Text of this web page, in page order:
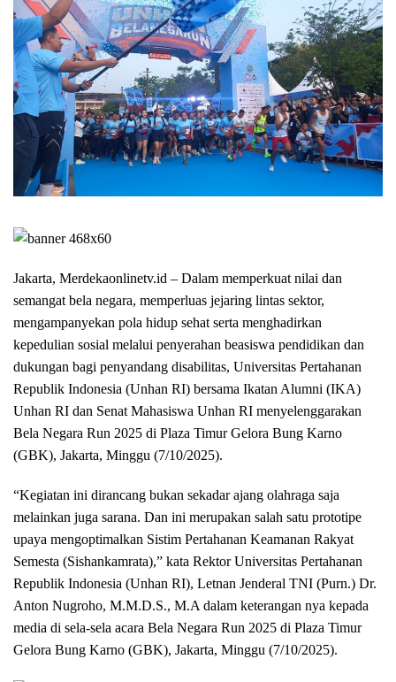
Jakarta, Merdekaonlinetv.id – Dalam memperkuat nilai dan
semangat bela negara, memperluas jejaring lintas sektor,
mengampanyekan pola hidup sehat serta menghadirkan
kepedulian sosial melalui penyerahan beasiswa pendidikan dan
dukungan bagi penyandang disabilitas, Universitas Pertahanan
Republik Indonesia (Unhan RI) bersama Ikatan Alumni (IKA)
Unhan RI dan Senat Mahasiswa Unhan RI menyelenggarakan
Bela Negara Run 2025 di Plaza Timur Gelora Bung Karno
(GBK), Jakarta, Minggu (7/10/2025).
“Kegiatan ini dirancang bukan sekadar ajang olahraga saja
melainkan juga sarana. Dan ini merupakan salah satu prototipe
upaya mengoptimalkan Sistim Pertahanan Keamanan Rakyat
Semesta (Sishankamrata),” kata Rektor Universitas Pertahanan
Republik Indonesia (Unhan RI), Letnan Jenderal TNI (Purn.) Dr.
Anton Nugroho, M.M.D.S., M.A dalam keterangan nya kepada
media di sela-sela acara Bela Negara Run 2025 di Plaza Timur
Gelora Bung Karno (GBK), Jakarta, Minggu (7/10/2025).